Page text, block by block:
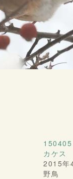
カケス
2015年
野鳥